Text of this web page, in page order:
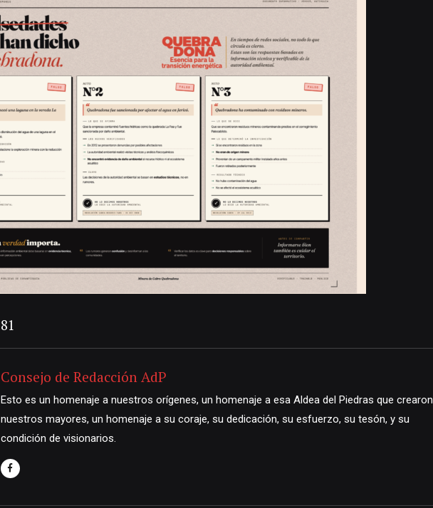
81
Consejo de Redacción AdP
Esto es un homenaje a nuestros orígenes, un homenaje a esa Aldea del Piedras que crearon
nuestros mayores, un homenaje a su coraje, su dedicación, su esfuerzo, su tesón, y su
condición de visionarios.